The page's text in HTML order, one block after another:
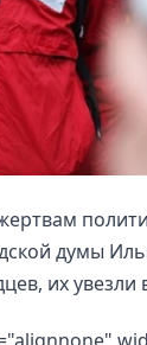
думы
их